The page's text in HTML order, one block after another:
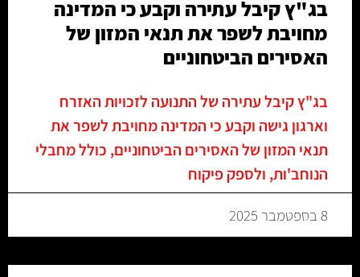
בג"ץ קיבל עתירה וקבע כי המדינה
מחויבת לשפר את תנאי המזון של
האסירים הביטחוניים
בג"ץ קיבל עתירה של התנועה לזכויות האזרח
וארגון גישה וקבע כי המדינה מחויבת לשפר את
תנאי המזון של האסירים הביטחוניים, כולל מחבלי
הנוחב'ות, ולספק פיקוח
8 בספטמבר 2025